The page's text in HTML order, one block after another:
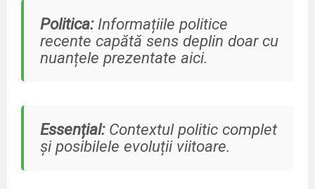
Politica:Informațiile politice
recente capătă sens deplin doar cu
nuanțele prezentate aici.
Essențial:Contextul politic complet
și posibilele evoluții viitoare.